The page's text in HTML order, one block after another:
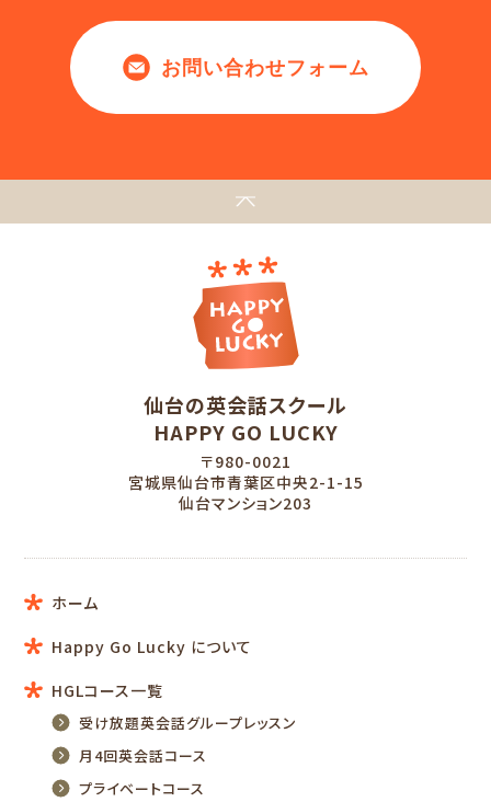
お問い合わせフォーム
仙台の英会話スクール
HAPPY GO LUCKY
〒980-0021
宮城県仙台市青葉区中央2-1-15
仙台マンション203
ホーム
Happy Go Lucky について
HGLコース一覧
受け放題英会話グループレッスン
月4回英会話コース
プライベートコース